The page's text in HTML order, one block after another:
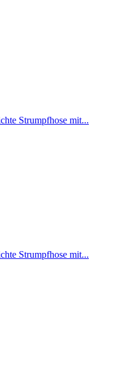
Strumpfhose mit...
Strumpfhose mit...